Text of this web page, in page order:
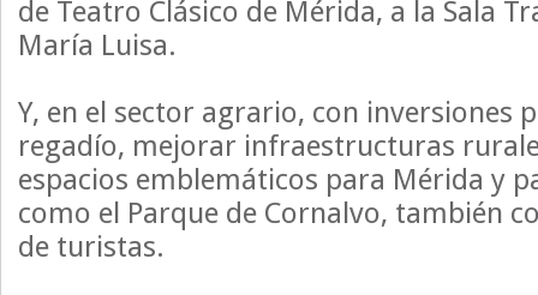
de Teatro Clásico de Mérida, a la Sala
María Luisa.
Y, en el sector agrario, con inversiones
regadío, mejorar infraestructuras
espacios emblemáticos para Mérida y
como el Parque de Cornalvo, también
de turistas.